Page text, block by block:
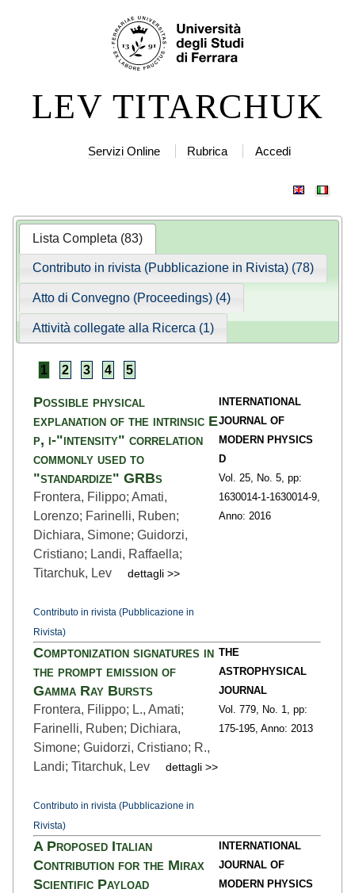
Salta
allaLEV TITARCHUK
Servizi Online Rubrica Accedi
Lista Completa (83)
Contributo in rivista (Pubblicazione in Rivista) (78)
Atto di Convegno (Proceedings) (4)
Attività collegate alla Ricerca (1)
1 2 3 4 5
Possible physical
explanation of the intrinsic E
p, i-"intensity" correlation
commonly used to
"standardize" GRBs
Frontera, Filippo; Amati,
Lorenzo; Farinelli, Ruben;
Dichiara, Simone; Guidorzi,
Cristiano; Landi, Raffaella;
Titarchuk, Lev
dettagli >>
Contributo in rivista (Pubblicazione in
Rivista)
INTERNATIONAL
JOURNAL OF
MODERN PHYSICS
D
Vol. 25,
No. 5, pp:
1630014-1-1630014-9,
Anno: 2016
Comptonization signatures in
the prompt emission of
Gamma Ray Bursts
Frontera, Filippo; L., Amati;
Farinelli, Ruben; Dichiara,
Simone; Guidorzi, Cristiano; R.,
Landi; Titarchuk, Lev
dettagli >>
Contributo in rivista (Pubblicazione in
Rivista)
THE
ASTROPHYSICAL
JOURNAL
Vol. 779,
No. 1,
pp:
175-195, Anno: 2013
A Proposed Italian
Contribution for the Mirax
Scientific Payload
INTERNATIONAL
JOURNAL OF
MODERN PHYSICS